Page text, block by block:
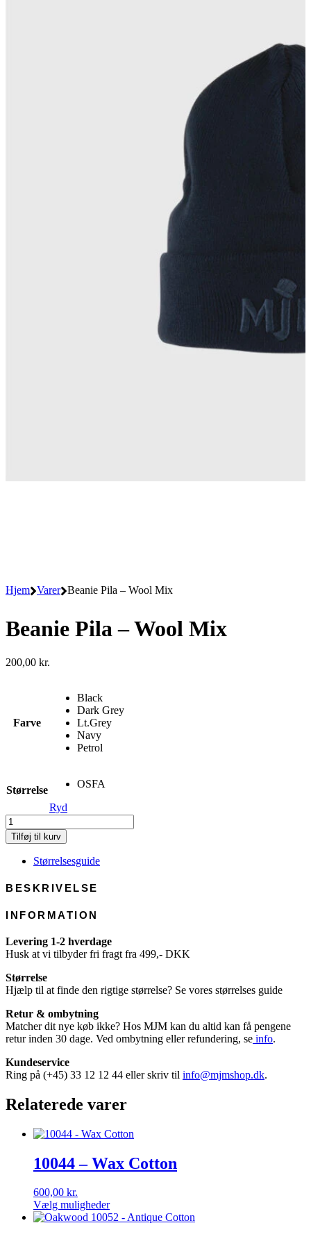
Hjem Varer Beanie Pila – Wool Mix
Beanie Pila – Wool Mix
200,00 kr.
Farve
Black
Dark Grey
Lt.Grey
Navy
Petrol
Størrelse
OSFA
Ryd
Beanie
Pila
-
Wool
antal
Tilføj til kurv
Størrelsesguide
BESKRIVELSE
INFORMATION
Levering 1-2 hverdage
Husk at vi tilbyder fri fragt fra 499,- DKK
Størrelse
Hjælp til at finde den rigtige størrelse? Se vores størrelses guide
Retur & ombytning
Matcher dit nye køb ikke? Hos MJM kan du altid kan få pengene
retur inden 30 dage. Ved ombytning eller refundering, se info.
Kundeservice
Ring på (+45) 33 12 12 44 eller skriv til info@mjmshop.dk.
Relaterede varer
10044 – Wax Cotton
600,00 kr.
Vælg muligheder
Dette